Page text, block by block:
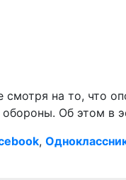
на то, что
Об этом
,